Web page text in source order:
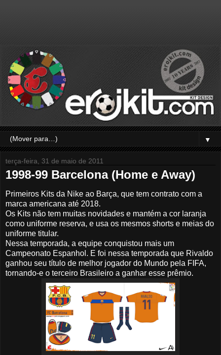
▼
terça-feira, 31 de maio de 2011
1998-99 Barcelona (Home e Away)
Primeiros Kits da Nike ao Barça, que tem contrato com a
marca americana até 2018.
Os Kits não tem muitas novidades e mantém a cor laranja
como uniforme reserva, e usa os mesmos shorts e meias do
uniforme titular.
Nessa temporada, a equipe conquistou mais um
Campeonato Espanhol. E foi nessa temporada que Rivaldo
ganhou seu título de melhor jogador do Mundo pela FIFA,
tornando-e o terceiro Brasileiro a ganhar esse prêmio.